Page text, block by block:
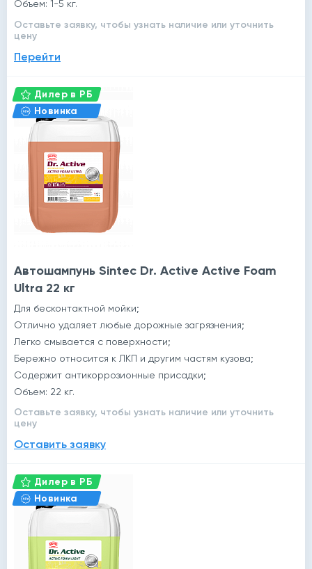
Объем: 1-5 кг.
Оставьте заявку, чтобы узнать наличие или уточнить
цену
Перейти
Дилер в РБ
Новинка
Автошампунь Sintec Dr. Active Active Foam
Ultra 22 кг
Для бесконтактной мойки;
Отлично удаляет любые дорожные загрязнения;
Легко смывается с поверхности;
Бережно относится к ЛКП и другим частям кузова;
Содержит антикоррозионные присадки;
Объем: 22 кг.
Оставьте заявку, чтобы узнать наличие или уточнить
цену
Оставить заявку
Дилер в РБ
Новинка